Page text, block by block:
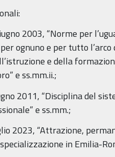
2003, “Norme per
ognuno e per tutto
e della
e ss.mm.ii.;
2011, “Disciplina del
e ss.mm.;
2023, “Attrazione,
in Emilia-